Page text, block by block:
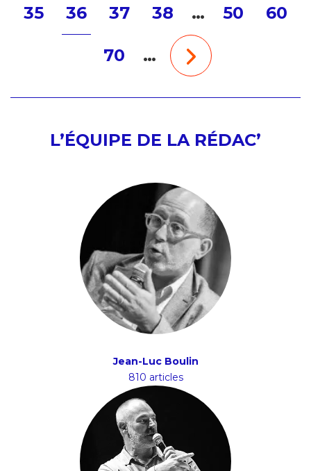
35 36 37 38 … 50 60
70 …
L’ÉQUIPE DE LA RÉDAC’
Jean-Luc Boulin
810 articles